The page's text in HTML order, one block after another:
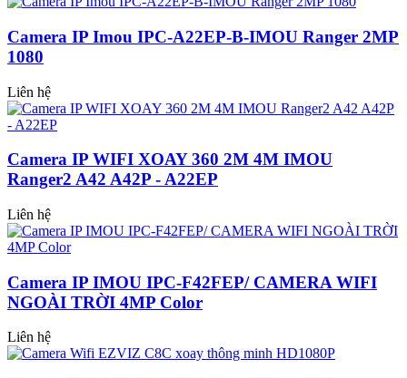
Camera IP Imou IPC-A22EP-B-IMOU Ranger 2MP
1080
Liên hệ
Camera IP WIFI XOAY 360 2M 4M IMOU
Ranger2 A42 A42P - A22EP
Liên hệ
Camera IP IMOU IPC-F42FEP/ CAMERA WIFI
NGOÀI TRỜI 4MP Color
Liên hệ